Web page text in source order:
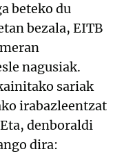
beteko du
bezala, EITB
nagusiak.
sariak
irabazleentzat
denboraldi
dira: